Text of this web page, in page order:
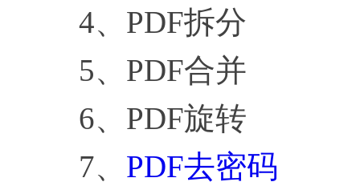
4、PDF拆分
5、PDF合并
6、PDF旋转
7、 PDF去密码